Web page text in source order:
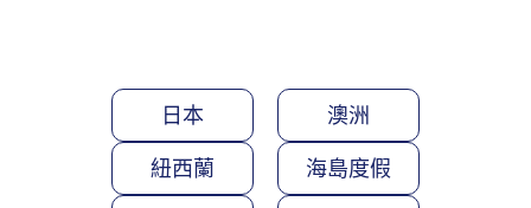
日本 澳洲
紐西蘭 海島度假